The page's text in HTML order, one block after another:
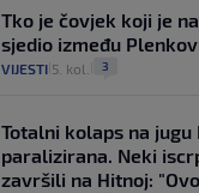
Tko je čovjek koji je
sjedio između
VIJESTI 5. kol. 3
Totalni kolaps na
paralizirana. Neki
završili na Hitnoj: